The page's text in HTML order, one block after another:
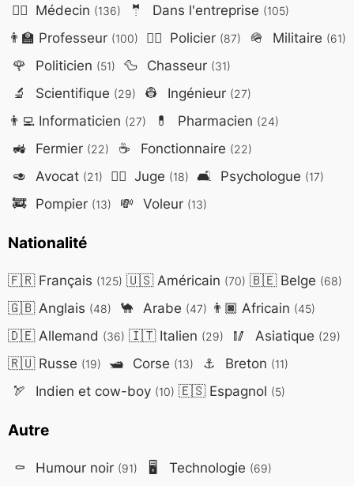
👨‍⚕️ Médecin (136) 🤵 Dans l'entreprise (105)
👨‍🏫 Professeur (100) 👮‍♂️ Policier (87) 🪖 Militaire (61)
🌹 Politicien (51) 🦆 Chasseur (31)
🔬 Scientifique (29) 👷 Ingénieur (27)
👨‍💻Informaticien (27) 💊 Pharmacien (24)
🚜 Fermier (22) ☕ Fonctionnaire (22)
🥑 Avocat (21) 👨‍⚖️ Juge (18) 🛋️ Psychologue (17)
🚒 Pompier (13) 💸 Voleur (13)
Nationalité
🇫🇷Français (125) 🇺🇸Américain (70) 🇧🇪Belge (68)
🇬🇧Anglais (48) 🐪 Arabe (47) 👨🏿 Africain (45)
🇩🇪Allemand (36) 🇮🇹Italien (29) 🥢 Asiatique (29)
🇷🇺Russe (19) 🛥️ Corse (13) ⚓ Breton (11)
🏹 Indien et cow-boy (10) 🇪🇸Espagnol (5)
Autre
⚰️ Humour noir (91) 🖥️ Technologie (69)